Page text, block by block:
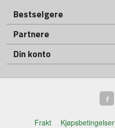
Bestselgere
Partnere
Din konto
Frakt Kjøpsbetingelser